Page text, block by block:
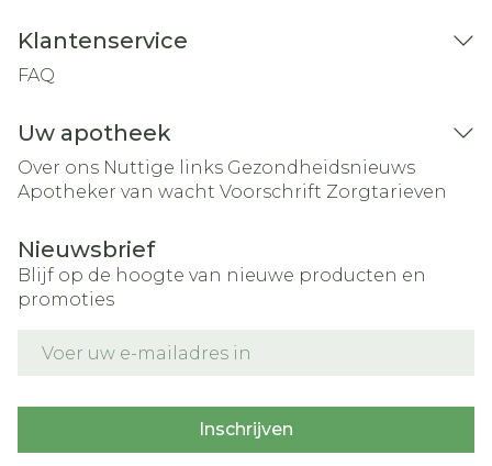
Klantenservice
FAQ
Uw apotheek
Over ons Nuttige links Gezondheidsnieuws
Apotheker van wacht Voorschrift Zorgtarieven
Nieuwsbrief
Blijf op de hoogte van nieuwe producten en
promoties
Inschrijven